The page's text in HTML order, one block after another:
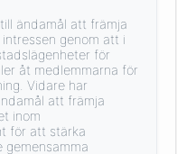
ändamål att främja
genom att i
för
åt medlemmarna för
Vidare har
att främja
inom
för att stärka
gemensamma